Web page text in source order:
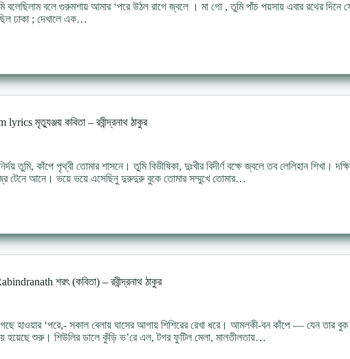
বলে গুরুমশায় আমার ‘পরে উঠল রাগে জ্বলে । মা গো , তুমি পাঁচ পয়সায় এবার রথের দিনে
ঢাকা ; দেখালে এক…
মৃত্যুঞ্জয় কবিতা – রবীন্দ্রনাথ ঠাকুর
তুমি, কাঁপে পৃথ্বী তোমার শাসনে। তুমি বিভীষিকা, দুঃখীর বিদীর্ণ বক্ষে জ্বলে তব লেলিহান শিখা।
টেনে আনে। ভয়ে ভয়ে এসেছিনু দুরুদুরু বুকে তোমার সম্মুখে তোমার…
শরৎ (কবিতা) – রবীন্দ্রনাথ ঠাকুর
হাওয়ার ‘পরে,- সকাল বেলায় ঘাসের আগায় শিশিরের রেখা ধরে। আমলকী-বন কাঁপে — যেন তার
হয়েছে শুরু। শিউলির ডালে কুঁড়ি ভ’রে এল, টগর ফুটিল মেলা, মালতীলতায়…